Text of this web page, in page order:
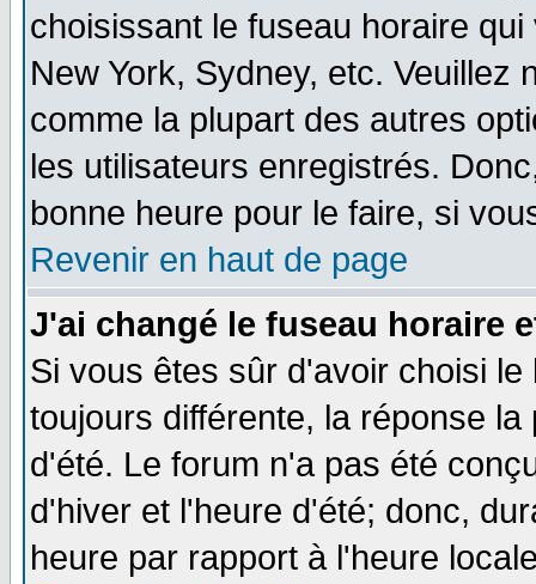
choisissant le fuseau horaire
New York, Sydney, etc. Veuillez
comme la plupart des autres
les utilisateurs enregistrés.
bonne heure pour le faire, si
Revenir en haut de page
J'ai changé le fuseau horaire
Si vous êtes sûr d'avoir choisi
toujours différente, la réponse
d'été. Le forum n'a pas été
d'hiver et l'heure d'été; donc,
heure par rapport à l'heure